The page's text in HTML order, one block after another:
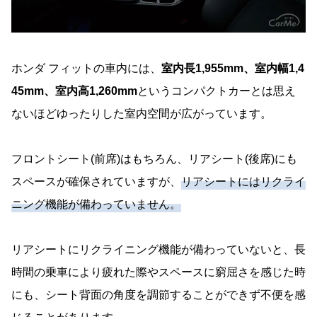
ホンダ フィットの車内には、 室内長1,955mm、室内幅1,4
45mm、室内高1,260mmというコンパクトカーとは思え
ないほどゆったりした室内空間が広がっています。
フロントシート(前席)はもちろん、リアシート(後席)にも
スペースが確保されていますが、 リアシートにはリクライ
ニング機能が備わっていません。
リアシートにリクライニング機能が備わっていないと、長
時間の乗車により疲れた際やスペースに窮屈さを感じた時
にも、シート背面の角度を調節することができず不便を感